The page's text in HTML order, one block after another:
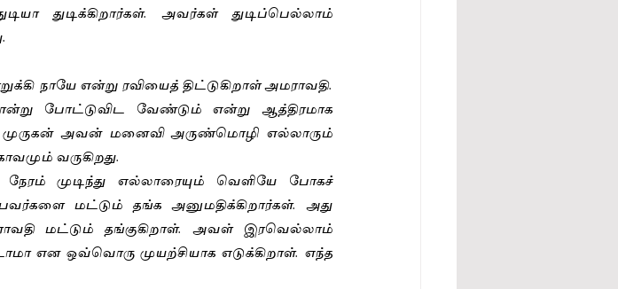
துடிக்கிறார்கள். அவர்கள் துடிப்பெல்லாம்
என்று ரவியைத் திட்டுகிறாள் அமராவதி.
போட்டுவிட வேண்டும் என்று ஆத்திரமாக
முருகன் அவன் மனைவி அருண்மொழி எல்லாரும்
வருகிறது.
முடிந்து எல்லாரையும் வெளியே போகச்
மட்டும் தங்க அனுமதிக்கிறார்கள். அது
மட்டும் தங்குகிறாள். அவள் இரவெல்லாம்
என ஒவ்வொரு முயற்சியாக எடுக்கிறாள். எந்த